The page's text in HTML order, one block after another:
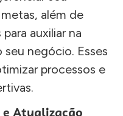
além de
auxiliar na
negócio. Esses
processos e
Atualização